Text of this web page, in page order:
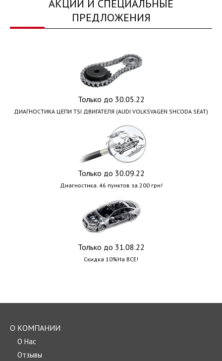
АКЦИИ И СПЕЦИАЛЬНЫЕ
ПРЕДЛОЖЕНИЯ
Только до 30.05.22
ДИАГНОСТИКА ЦЕПИ TSI ДВИГАТЕЛЯ (AUDI VOLKSVAGEN SHCODA SEAT)
Только до 30.09.22
Диагностика. 46 пунктов за 200 грн!
Только до 31.08.22
Скидка 10%На ВСЕ!
О КОМПАНИИ
О Нас
Отзывы